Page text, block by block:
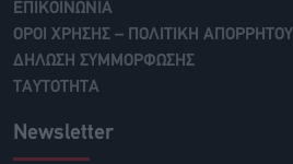
ΕΠΙΚΟΙΝΩΝΙΑ
ΟΡΟΙ ΧΡΗΣΗΣ – ΠΟΛΙΤΙΚΗ ΑΠΟΡΡΗΤΟΥ
ΔΗΛΩΣΗ ΣΥΜΜΟΡΦΩΣΗΣ
ΤΑΥΤΟΤΗΤΑ
Newsletter